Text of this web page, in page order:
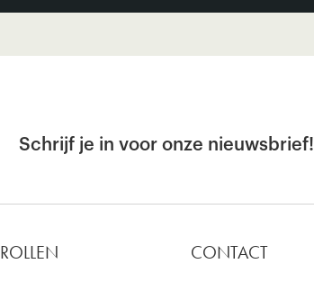
Schrijf je in voor onze nieuwsbrief!
ROLLEN CONTACT